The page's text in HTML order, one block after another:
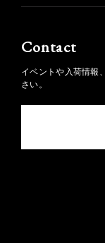
Contact
イベントや入荷情報
さい。